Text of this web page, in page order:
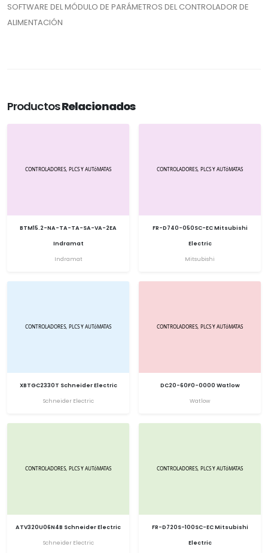
SOFTWARE DEL MÓDULO DE PARÁMETROS DEL CONTROLADOR DE
ALIMENTACIÓN
ProductosRelacionados
BTM15.2-NA-TA-TA-SA-VA-2EA
Indramat
Indramat
FR-D740-050SC-EC Mitsubishi
Electric
Mitsubishi
XBTGC2330T Schneider Electric
Schneider Electric
DC20-60F0-0000 Watlow
Watlow
ATV320U06N4B Schneider Electric
Schneider Electric
FR-D720S-100SC-EC Mitsubishi
Electric